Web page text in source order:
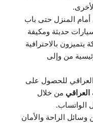
المنزل حتى باب
حديثة ومكيفة
بالاحترافية
من وإلى
للحصول على
من خلال
الواتساب.
الراحة والأمان